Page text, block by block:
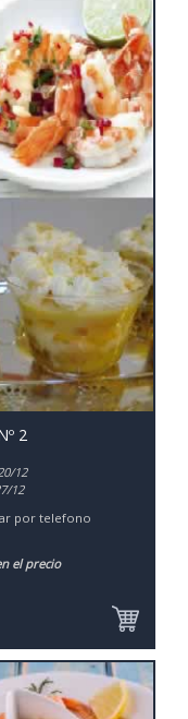
2
12
12
por telefono
el precio